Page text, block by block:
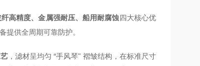
高精度、金属强耐压、船用耐腐蚀 四大核心优
提供全周期可靠防护。
，滤材呈均匀 “手风琴" 褶皱结构，在标准尺寸